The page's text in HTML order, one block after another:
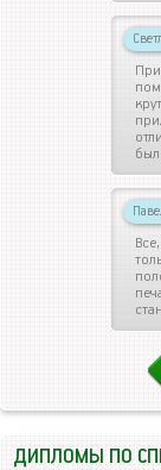
ДИПЛОМЫ ПО